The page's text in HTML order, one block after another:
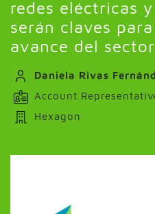
redes eléctricas
serán claves
avance del
Daniela Rivas
Account
Hexagon